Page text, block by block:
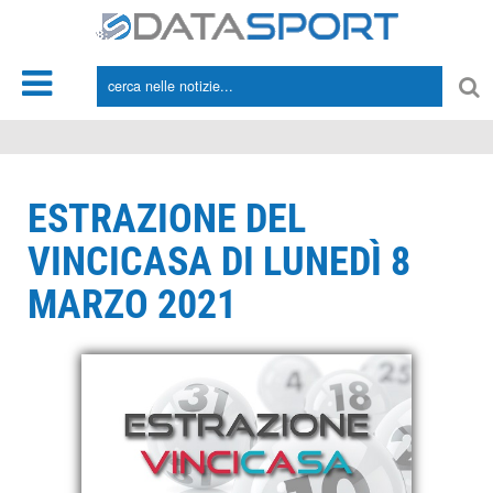
ESTRAZIONE DEL
VINCICASA DI LUNEDÌ 8
MARZO 2021